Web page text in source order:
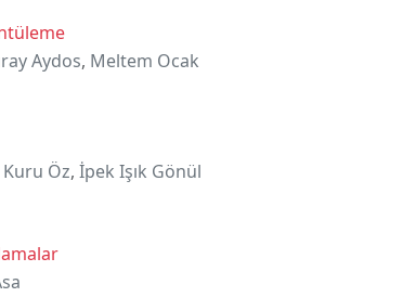
Aydos, Meltem Ocak
Öz, İpek Işık Gönül